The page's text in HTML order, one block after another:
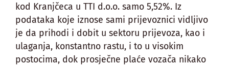
kod Kranjčeca u TTI d.o.o. samo 5,52%. Iz
podataka koje iznose sami prijevoznici vidljivo
je da prihodi i dobit u sektoru prijevoza, kao i
ulaganja, konstantno rastu, i to u visokim
postocima, dok prosječne plaće vozača nikako